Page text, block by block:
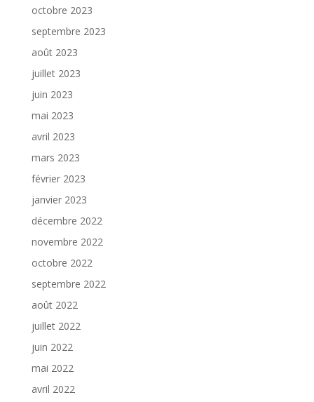
octobre 2023
septembre 2023
août 2023
juillet 2023
juin 2023
mai 2023
avril 2023
mars 2023
février 2023
janvier 2023
décembre 2022
novembre 2022
octobre 2022
septembre 2022
août 2022
juillet 2022
juin 2022
mai 2022
avril 2022